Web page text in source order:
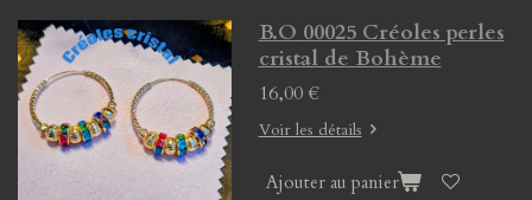
B.O 00025 Créoles perles
cristal de Bohème
16,00 €
Voir les détails
Ajouter au panier